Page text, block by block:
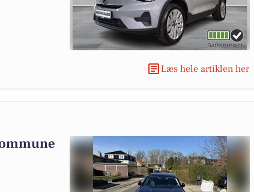
Læs hele artiklen her